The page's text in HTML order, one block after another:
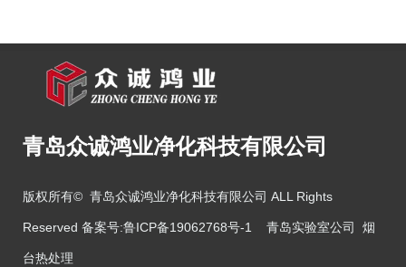
青岛众诚鸿业净化科技有限公司
版权所有© 青岛众诚鸿业净化科技有限公司 ALL Rights
Reserved 备案号:鲁ICP备19062768号-1 青岛实验室公司 烟
台热处理